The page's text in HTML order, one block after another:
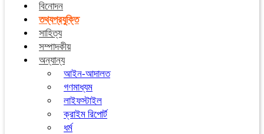
বিনোদন
তথ্যপ্রযুক্তি
সাহিত্য
সম্পাদকীয়
অন্যান্য
আইন-আদালত
গণমাধ্যম
লাইফস্টাইল
ক্রাইম রিপোর্ট
ধর্ম